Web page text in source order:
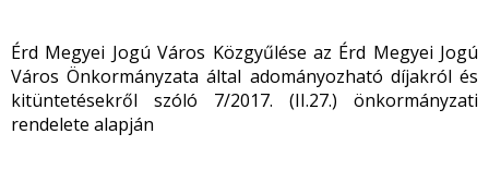
Érd Megyei Jogú Város Közgyűlése az Érd Megyei Jogú
Város Önkormányzata által adományozható díjakról és
kitüntetésekről szóló 7/2017. (II.27.) önkormányzati
rendelete alapján